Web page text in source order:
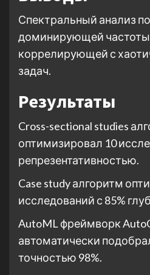
Спектральный анализ
доминирующей частоты
коррелирующей с
задач.
Результаты
Cross-sectional studies
оптимизировал 10
репрезентативностью.
Case study алгоритм
исследований с 85%
AutoML фреймворк
автоматически
точностью 98%.